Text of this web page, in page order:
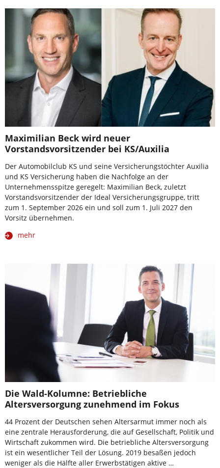
Maximilian Beck wird neuer
Vorstandsvorsitzender bei KS/Auxilia
Der Automobilclub KS und seine Versicherungstöchter Auxilia
und KS Versicherung haben die Nachfolge an der
Unternehmensspitze geregelt: Maximilian Beck, zuletzt
Vorstandsvorsitzender der Ideal Versicherungsgruppe, tritt
zum 1. September 2026 ein und soll zum 1. Juli 2027 den
Vorsitz übernehmen.
mehr
Die Wald-Kolumne: Betriebliche
Altersversorgung zunehmend im Fokus
44 Prozent der Deutschen sehen Altersarmut immer noch als
eine zentrale Herausforderung, die auf Gesellschaft, Politik und
Wirtschaft zukommen wird. Die betriebliche Altersversorgung
ist ein wesentlicher Teil der Lösung. 2019 besaßen jedoch
weniger als die Hälfte aller Erwerbstätigen aktive …